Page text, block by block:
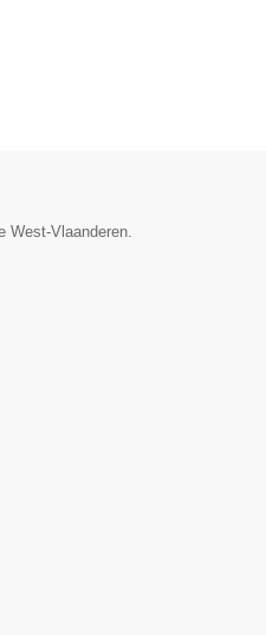
West-Vlaanderen.